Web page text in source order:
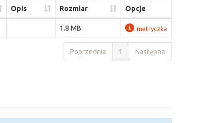
Opis Rozmiar Opcje
1.8 MB metryczka
Poprzednia 1 Następna